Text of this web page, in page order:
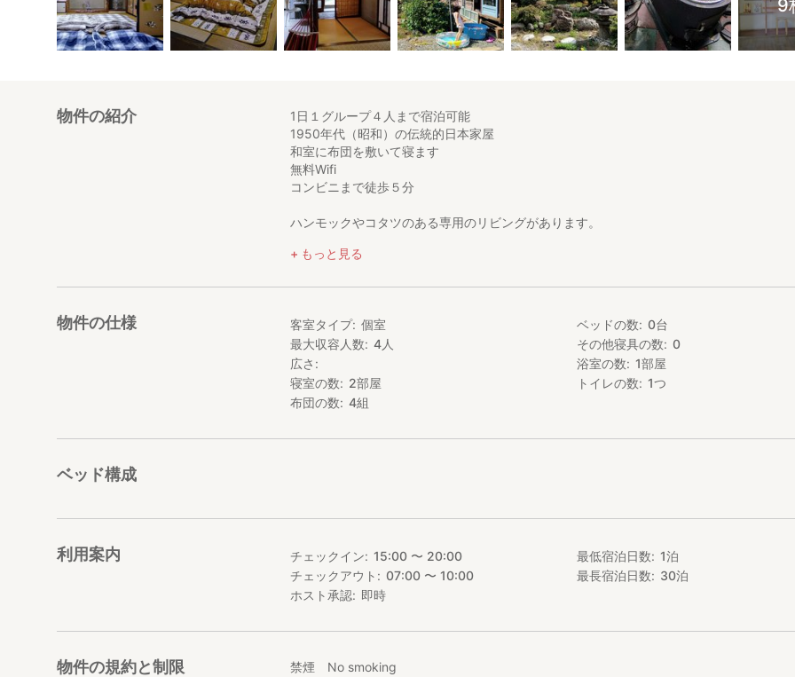
9
物件の紹介
1日１グループ４人まで宿泊可能
1950年代（昭和）の伝統的日本家屋
和室に布団を敷いて寝ます
無料Wifi
コンビニまで徒歩５分
ハンモックやコタツのある専用のリビングがあります。
もっと見る
物件の仕様 客室タイプ 個室
最大収容人数
4人
広さ
寝室の数
2部屋
布団の数
4組
ベッドの数 0台
その他寝具の数
0
浴室の数
1部屋
トイレの数
1つ
ベッド構成
利用案内 チェックイン
15:00 〜 20:00
チェックアウト
07:00 〜 10:00
ホスト承認
即時
最低宿泊日数 1泊
最長宿泊日数
30泊
物件の規約と制限 禁煙 No smoking